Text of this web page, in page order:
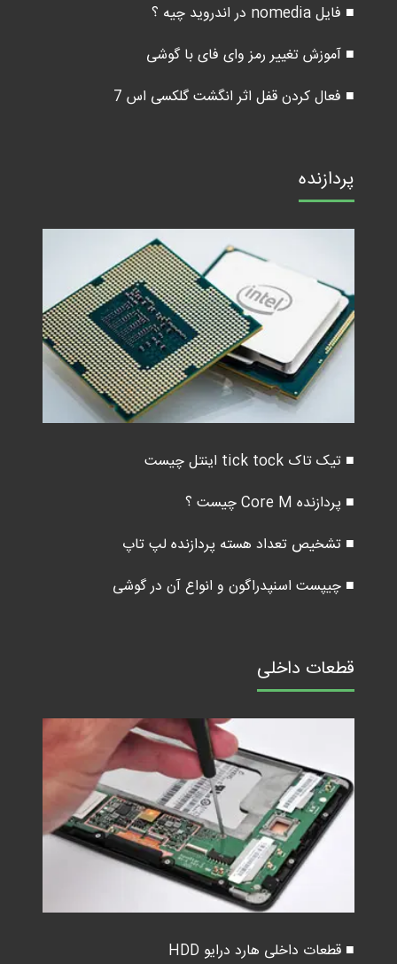
■ فایل nomedia در اندروید چیه ؟
■ آموزش تغییر رمز وای فای با گوشی
■ فعال کردن قفل اثر انگشت گلکسی اس 7
پردازنده
■ تیک تاک tick tock اینتل چیست
■ پردازنده Core M چیست ؟
■ تشخیص تعداد هسته پردازنده لپ تاپ
■ چیپست اسنپدراگون و انواع آن در گوشی
قطعات داخلی
■ قطعات داخلی هارد درایو HDD